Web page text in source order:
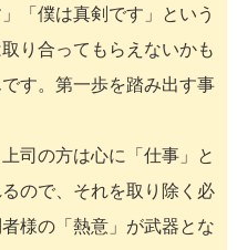
「僕は真剣です」という
り合ってもらえないかも
す。第一歩を踏み出す事
司の方は心に「仕事」と
ので、それを取り除く必
様の「熱意」が武器とな